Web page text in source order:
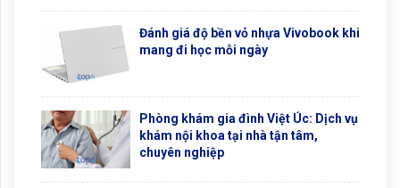
Đánh giá độ bền vỏ nhựa Vivobook khi
mang đi học mỗi ngày
Phòng khám gia đình Việt Úc: Dịch vụ
khám nội khoa tại nhà tận tâm,
chuyên nghiệp